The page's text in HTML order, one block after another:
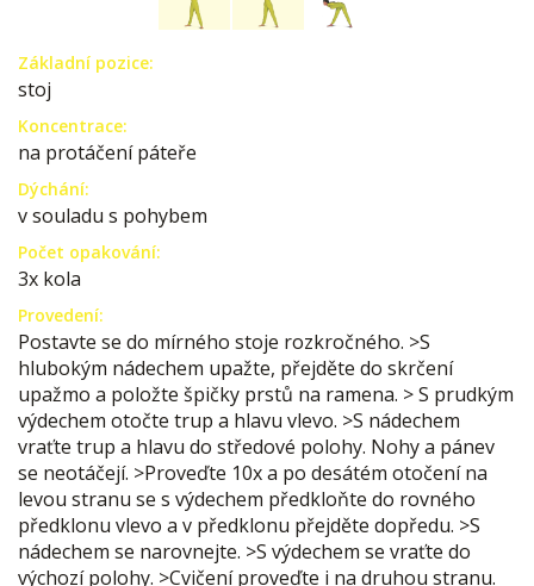
Základní pozice:
stoj
Koncentrace:
na protáčení páteře
Dýchání:
v souladu s pohybem
Počet opakování:
3x kola
Provedení:
Postavte se do mírného stoje rozkročného. >S
hlubokým nádechem upažte, přejděte do skrčení
upažmo a položte špičky prstů na ramena. > S prudkým
výdechem otočte trup a hlavu vlevo. >S nádechem
vraťte trup a hlavu do středové polohy. Nohy a pánev
se neotáčejí. >Proveďte 10x a po desátém otočení na
levou stranu se s výdechem předkloňte do rovného
předklonu vlevo a v předklonu přejděte dopředu. >S
nádechem se narovnejte. >S výdechem se vraťte do
výchozí polohy. >Cvičení proveďte i na druhou stranu.